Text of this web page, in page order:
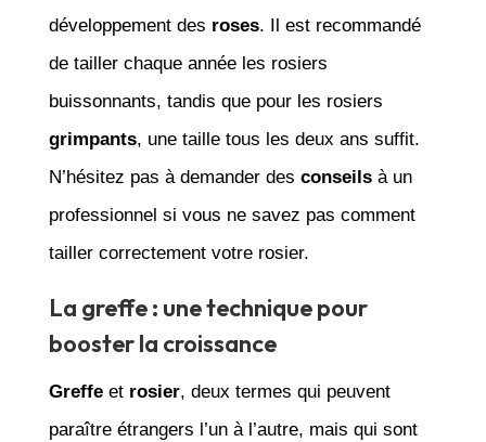
développement des roses. Il est recommandé
de tailler chaque année les rosiers
buissonnants, tandis que pour les rosiers
grimpants, une taille tous les deux ans suffit.
N’hésitez pas à demander des conseilsà un
professionnel si vous ne savez pas comment
tailler correctement votre rosier.
La greffe : une technique pour
booster la croissance
Greffeet rosier, deux termes qui peuvent
paraître étrangers l’un à l’autre, mais qui sont